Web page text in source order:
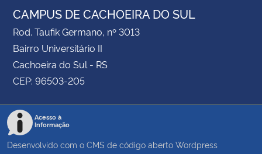
CAMPUS DE CACHOEIRA DO SUL
Rod. Taufik Germano, nº 3013
Bairro Universitário II
Cachoeira do Sul - RS
CEP: 96503-205
Acesso à
Informação
Desenvolvido com o CMS de código aberto Wordpress